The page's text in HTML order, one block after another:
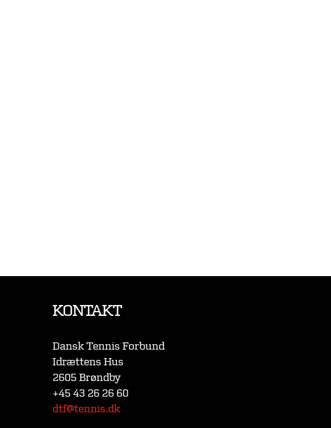
KONTAKT
Dansk Tennis Forbund
Idrættens Hus
2605 Brøndby
+45 43 26 26 60
dtf@tennis.dk